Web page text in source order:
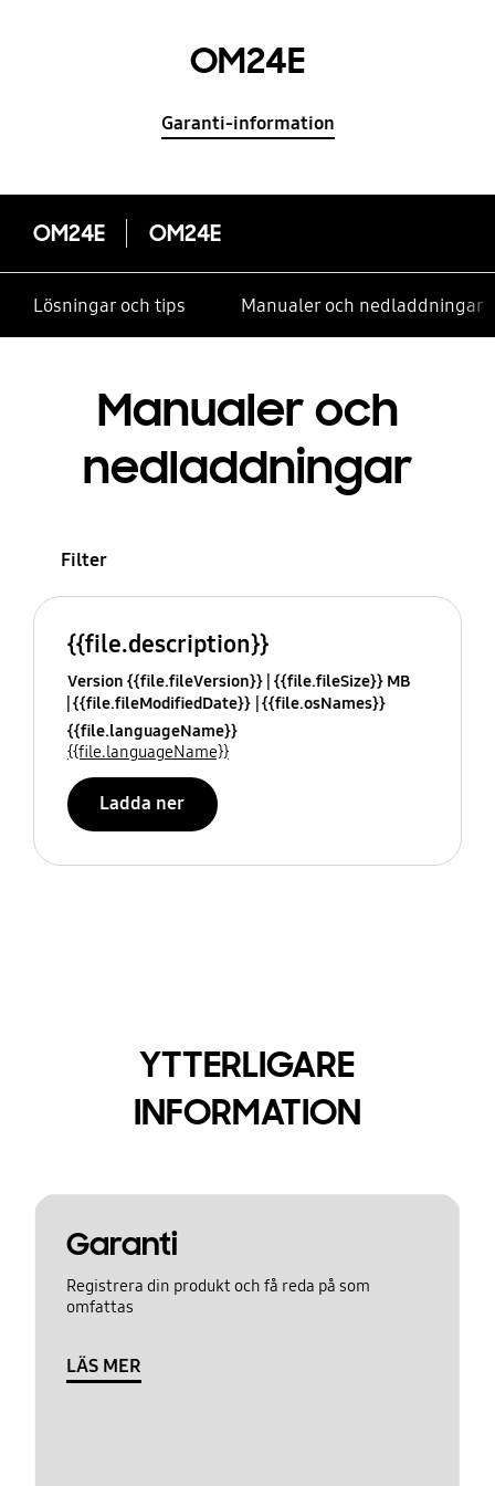
OM24E
Garanti-information
OM24E OM24E
Lösningar och tips Manualer och nedladdningar
Manualer och
nedladdningar
Filter
{{file.description}}
Version {{file.fileVersion}} {{file.fileSize}} MB
{{file.fileModifiedDate}} {{file.osNames}}
{{file.languageName}}
{{file.languageName}}
Ladda ner
YTTERLIGARE
INFORMATION
Garanti
Registrera din produkt och få reda på som
omfattas
LÄS MER